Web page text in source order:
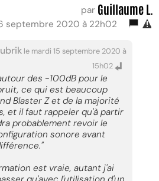
par Guillaume L.
septembre 2020 à 22h02
le mardi 15 septembre 2020 à
15h02
des -100dB pour le
ce qui est beaucoup
Blaster Z et de la majorité
et il faut rappeler qu'à partir
probablement revoir le
sonore avant
est vraie, autant j'ai